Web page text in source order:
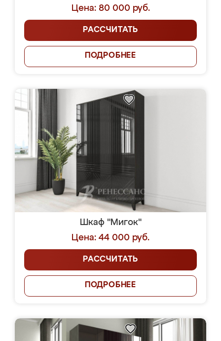
Цена: 80 000 руб.
РАССЧИТАТЬ
ПОДРОБНЕЕ
Шкаф "Мигок"
Цена: 44 000 руб.
РАССЧИТАТЬ
ПОДРОБНЕЕ